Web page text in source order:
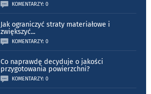
KOMENTARZY: 0
Jak ograniczyć straty materiałowe i
zwiększyć...
KOMENTARZY: 0
Co naprawdę decyduje o jakości
przygotowania powierzchni?
KOMENTARZY: 0